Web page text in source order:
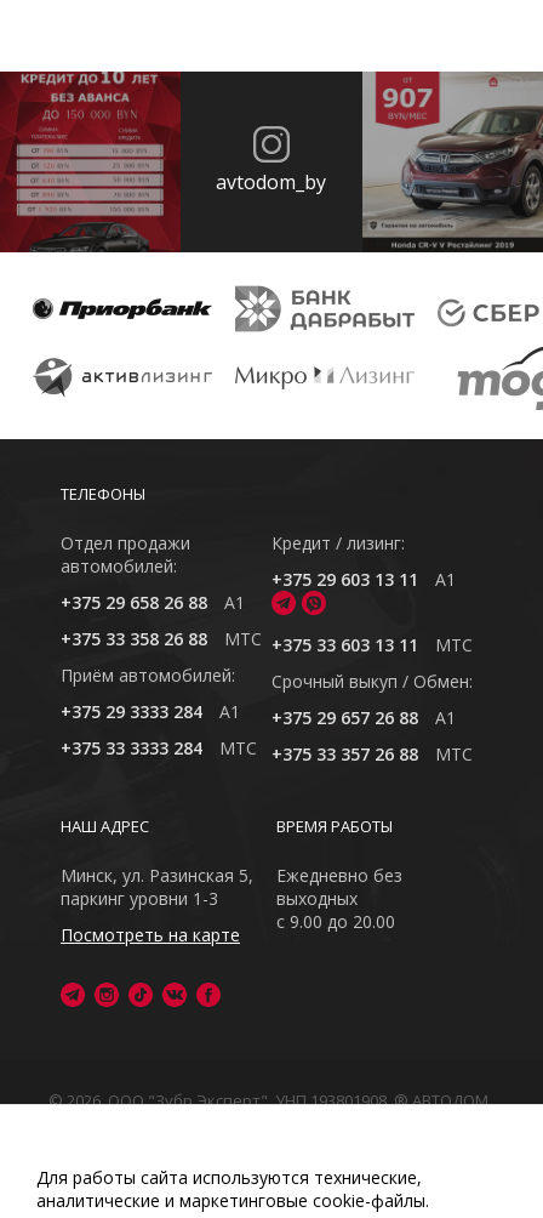
avtodom_by
ТЕЛЕФОНЫ
Отдел продажи
автомобилей:
+375 29 658 26 88
A1
+375 33 358 26 88
MTC
Приём автомобилей:
+375 29 3333 284
A1
+375 33 3333 284
MTC
Кредит / лизинг:
+375 29 603 13 11
A1
+375 33 603 13 11
MTC
Cрочный выкуп / Обмен:
+375 29 657 26 88
A1
+375 33 357 26 88
MTC
ВРЕМЯ РАБОТЫ
Ежедневно без
выходных
с 9.00 до 20.00
НАШ АДРЕС
Минск, ул. Разинская 5,
паркинг уровни 1-3
Посмотреть на карте
© 2026, ООО "Зубр Эксперт", УНП 193801908. ® АВТОДОМ
Обращаем Ваше внимание на то, что данный интернет-
сайт носит исключительно информационный характер
Любое использование либо копирование материалов
Для работы сайта используются технические,
аналитические и маркетинговые сооkіе-файлы.